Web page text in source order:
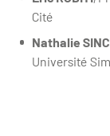
Cité
Nathalie
Université